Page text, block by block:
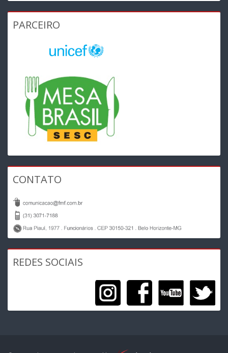
PARCEIRO
CONTATO
REDES SOCIAIS